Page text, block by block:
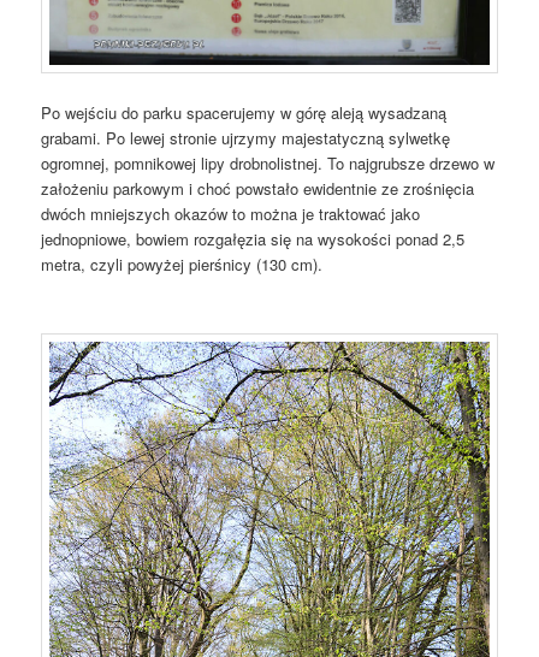
Po wejściu do parku spacerujemy w górę aleją wysadzaną
grabami. Po lewej stronie ujrzymy majestatyczną sylwetkę
ogromnej, pomnikowej lipy drobnolistnej. To najgrubsze drzewo w
założeniu parkowym i choć powstało ewidentnie ze zrośnięcia
dwóch mniejszych okazów to można je traktować jako
jednopniowe, bowiem rozgałęzia się na wysokości ponad 2,5
metra, czyli powyżej pierśnicy (130 cm).